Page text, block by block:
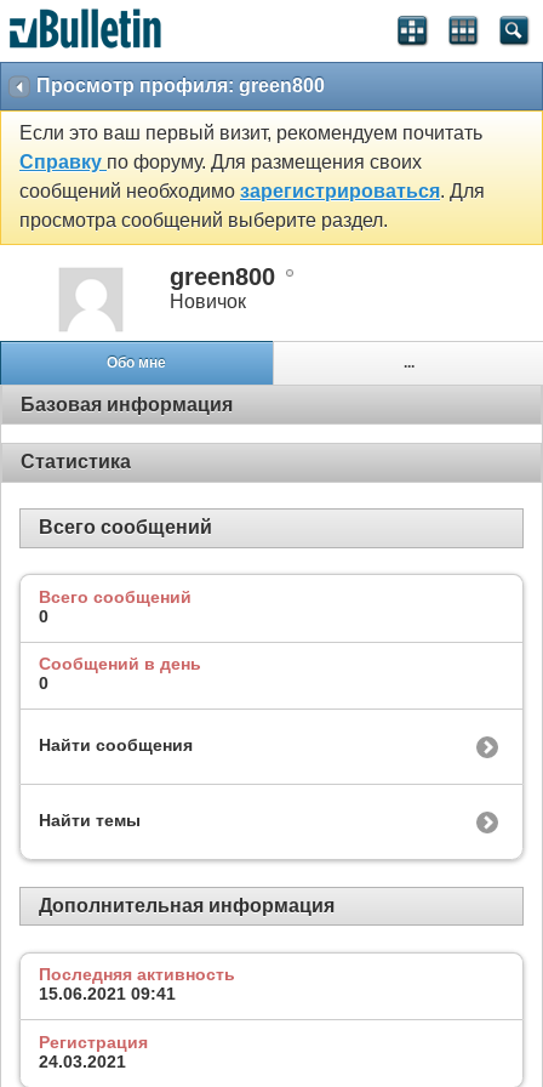
Просмотр профиля: green800
Если это ваш первый визит, рекомендуем почитать
Справку по форуму. Для размещения своих
сообщений необходимо зарегистрироваться. Для
просмотра сообщений выберите раздел.
green800
Новичок
Обо мне ...
Базовая информация
Статистика
Всего сообщений
Всего сообщений
0
Сообщений в день
0
Найти сообщения
Найти темы
Дополнительная информация
Последняя активность
15.06.2021 09:41
Регистрация
24.03.2021